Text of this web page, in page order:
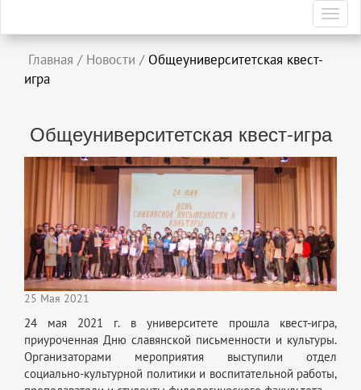
Главная / Новости / Общеуниверситетская квест-
игра
Общеуниверситетская квест-игра
25 Мая 2021
24 мая 2021 г. в университете прошла квест-игра,
приуроченная Дню славянской письменности и культуры.
Организаторами мероприятия выступили отдел
социально-культурной политики и воспитательной работы,